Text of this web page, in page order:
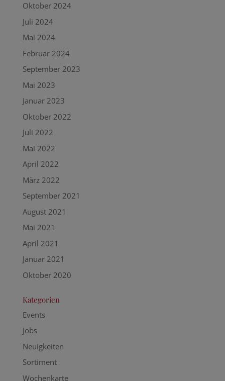
Oktober 2024
Juli 2024
Mai 2024
Februar 2024
September 2023
Mai 2023
Januar 2023
Oktober 2022
Juli 2022
Mai 2022
April 2022
März 2022
September 2021
August 2021
Mai 2021
April 2021
Januar 2021
Oktober 2020
Kategorien
Events
Jobs
Neuigkeiten
Sortiment
Wochenkarte